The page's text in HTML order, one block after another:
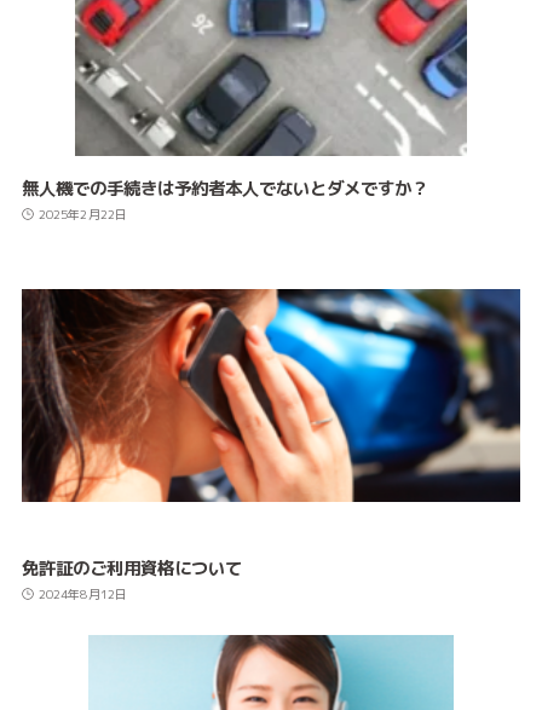
無人機での手続きは予約者本人でないとダメですか？
2025年2月22日
免許証のご利用資格について
2024年8月12日